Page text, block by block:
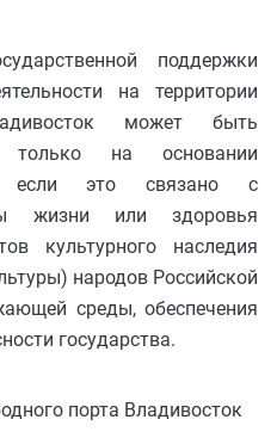
поддержки
на территории
может быть
только на основании
если это связано с
жизни или здоровья
культурного наследия
народов Российской
среды, обеспечения
государства.
порта Владивосток